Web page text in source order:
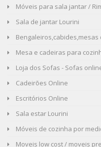
Móveis para sala jantar /
Sala de jantar Lourini
Mesa e cadeiras para
Loja dos Sofas - Sofas
Cadeirões Online
Escritórios Online
Sala estar Lourini
Móveis de cozinha por
Moveis low cost / moveis